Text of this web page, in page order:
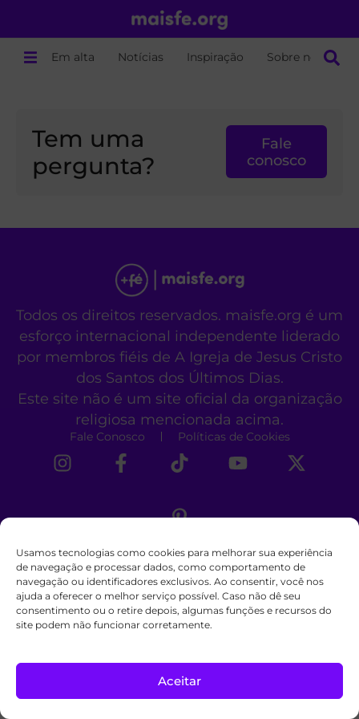
Usamos tecnologias como cookies para melhorar sua experiência
de navegação e processar dados, como comportamento de
navegação ou identificadores exclusivos. Ao consentir, você nos
ajuda a oferecer o melhor serviço possível. Caso não dê seu
consentimento ou o retire depois, algumas funções e recursos do
site podem não funcionar corretamente.
Aceitar
Em alta Notícias Inspiração Sobre nós
Tem uma
pergunta?
Fale
conosco
Todos os direitos reservados. maisfe.org é um
esforço internacional independente liderado
por membros fiéis de A Igreja de Jesus Cristo
dos Santos dos Últimos Dias.
Este site não é um site oficial da organização
religiosa mencionada acima.
Fale Conosco Políticas de Cookies